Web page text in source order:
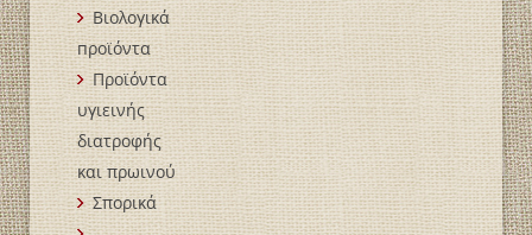
Βιολογικά
пροϊόντα
Προϊόντα
υγιεινής
διατροφής
και πρωινού
Σπορικά